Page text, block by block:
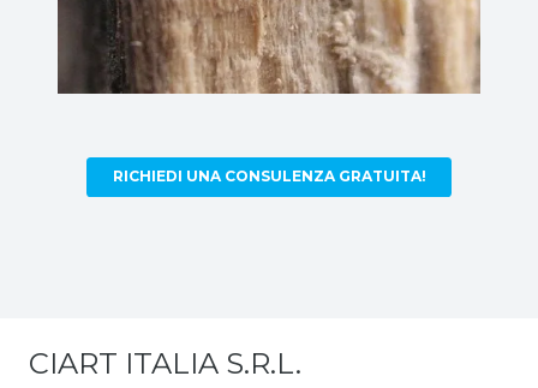
RICHIEDI UNA CONSULENZA GRATUITA!
CIART ITALIA S.R.L.